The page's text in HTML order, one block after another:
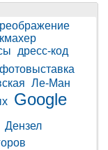
дресс-код
фотовыставка
Ле-Ман
Google
Дензел